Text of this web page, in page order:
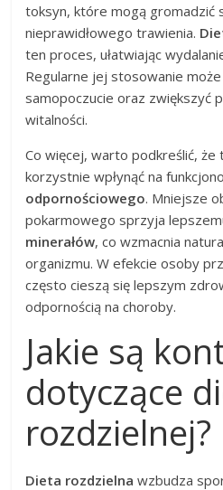
toksyn, które mogą gromadzić
nieprawidłowego trawienia.
ten proces, ułatwiając
Regularne jej stosowanie
samopoczucie oraz zwiększyć
witalności.
Co więcej, warto podkreślić, że
korzystnie wpłynąć na
odpornościowego. Mniejsze
pokarmowego sprzyja
minerałów, co wzmacnia
organizmu. W efekcie osoby
często cieszą się lepszym
odpornością na choroby.
Jakie są
dotyczące
rozdzielnej?
Dieta rozdzielna wzbudza